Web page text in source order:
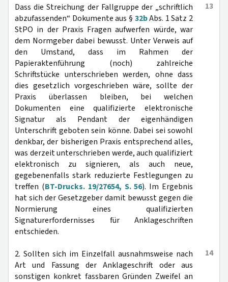
13
Dass die Streichung der Fallgruppe der „schriftlich
abzufassenden“ Dokumente aus § 32bAbs. 1 Satz 2
StPO in der Praxis Fragen aufwerfen würde, war
dem Normgeber dabei bewusst. Unter Verweis auf
den Umstand, dass im Rahmen der
Papieraktenführung (noch) zahlreiche
Schriftstücke unterschrieben werden, ohne dass
dies gesetzlich vorgeschrieben wäre, sollte der
Praxis überlassen bleiben, bei welchen
Dokumenten eine qualifizierte elektronische
Signatur als Pendant der eigenhändigen
Unterschrift geboten sein könne. Dabei sei sowohl
denkbar, der bisherigen Praxis entsprechend alles,
was derzeit unterschrieben werde, auch qualifiziert
elektronisch zu signieren, als auch neue,
gegebenenfalls stark reduzierte Festlegungen zu
treffen (BT-Drucks. 19/27654, S. 56). Im Ergebnis
hat sich der Gesetzgeber damit bewusst gegen die
Normierung eines qualifizierten
Signaturerfordernisses für Anklageschriften
entschieden.
14
2. Sollten sich im Einzelfall ausnahmsweise nach
Art und Fassung der Anklageschrift oder aus
sonstigen konkret fassbaren Gründen Zweifel an